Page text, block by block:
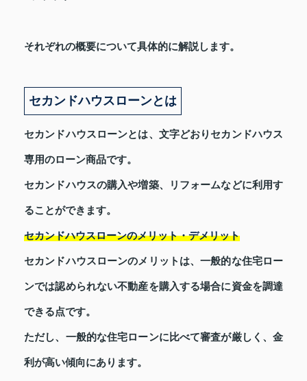
それぞれの概要について具体的に解説します。
セカンドハウスローンとは
セカンドハウスローンとは、文字どおりセカンドハウス
専用のローン商品です。
セカンドハウスの購入や増築、リフォームなどに利用す
ることができます。
セカンドハウスローンのメリット・デメリット
セカンドハウスローンのメリットは、一般的な住宅ロー
ンでは認められない不動産を購入する場合に資金を調達
できる点です。
ただし、一般的な住宅ローンに比べて審査が厳しく、金
利が高い傾向にあります。